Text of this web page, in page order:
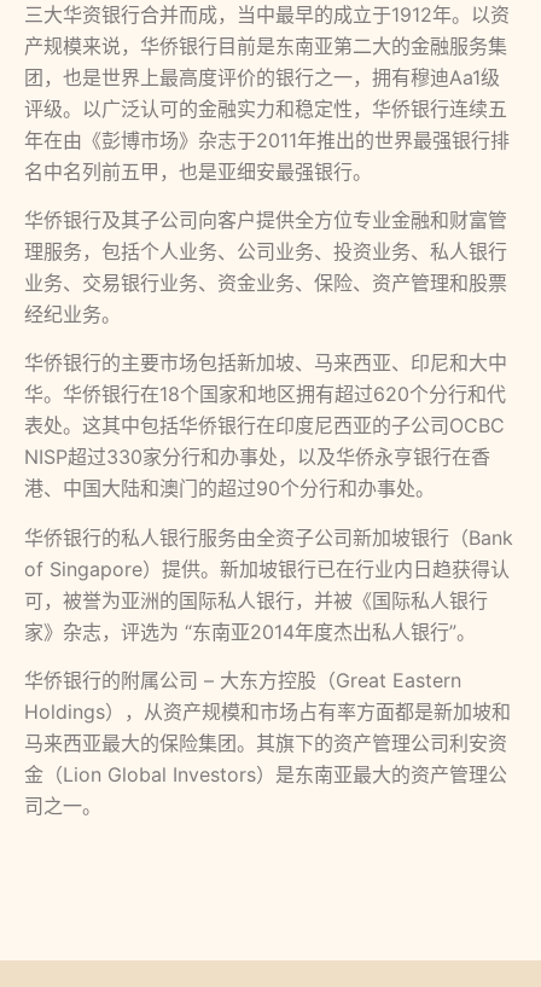
三大华资银行合并而成，当中最早的成立于1912年。以资
产规模来说，华侨银行目前是东南亚第二大的金融服务集
团，也是世界上最高度评价的银行之一，拥有穆迪Aa1级
评级。以广泛认可的金融实力和稳定性，华侨银行连续五
年在由《彭博市场》杂志于2011年推出的世界最强银行排
名中名列前五甲，也是亚细安最强银行。
华侨银行及其子公司向客户提供全方位专业金融和财富管
理服务，包括个人业务、公司业务、投资业务、私人银行
业务、交易银行业务、资金业务、保险、资产管理和股票
经纪业务。
华侨银行的主要市场包括新加坡、马来西亚、印尼和大中
华。华侨银行在18个国家和地区拥有超过620个分行和代
表处。这其中包括华侨银行在印度尼西亚的子公司OCBC
NISP超过330家分行和办事处，以及华侨永亨银行在香
港、中国大陆和澳门的超过90个分行和办事处。
华侨银行的私人银行服务由全资子公司新加坡银行（Bank
of Singapore）提供。新加坡银行已在行业内日趋获得认
可，被誉为亚洲的国际私人银行，并被《国际私人银行
家》杂志，评选为 “东南亚2014年度杰出私人银行”。
华侨银行的附属公司 – 大东方控股（Great Eastern
Holdings），从资产规模和市场占有率方面都是新加坡和
马来西亚最大的保险集团。其旗下的资产管理公司利安资
金（Lion Global Investors）是东南亚最大的资产管理公
司之一。